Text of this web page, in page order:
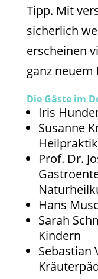
Tipp. Mit
sicherlich
erscheinen
ganz neuem
Die Gäste im
Iris
Susanne
Prof. Dr.
Hans
Sarah
Kindern
Sebastian